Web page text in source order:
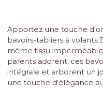
Apportez une touche
bavoirs-tabliers à volants
même tissu
parents adorent, ces
intégrale et arborent un
une touche d'élégance